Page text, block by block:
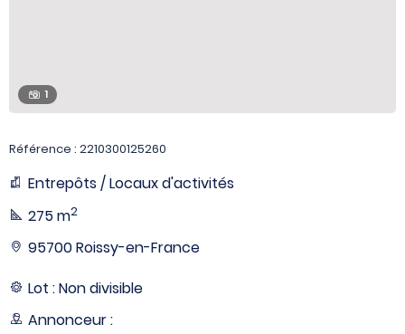
1
Référence : 2210300125260
Entrepôts / Locaux d'activités
275 m2
95700 Roissy-en-France
Lot : Non divisible
Annonceur :